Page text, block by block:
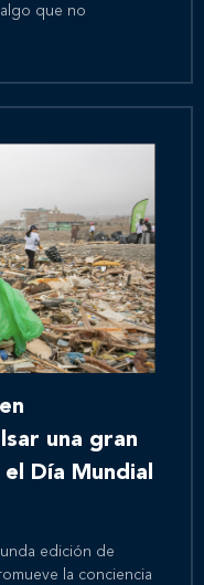
que no
una gran
Día Mundial
edición de
la conciencia